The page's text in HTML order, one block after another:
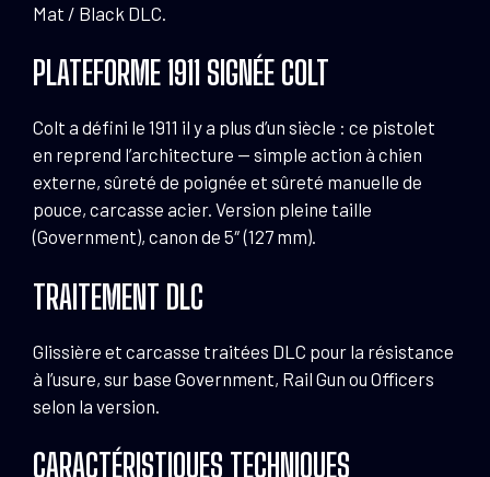
Mat / Black DLC.
PLATEFORME 1911 SIGNÉE COLT
Colt a défini le 1911 il y a plus d’un siècle : ce pistolet
en reprend l’architecture — simple action à chien
externe, sûreté de poignée et sûreté manuelle de
pouce, carcasse acier. Version pleine taille
(Government), canon de 5″ (127 mm).
TRAITEMENT DLC
Glissière et carcasse traitées DLC pour la résistance
à l’usure, sur base Government, Rail Gun ou Officers
selon la version.
CARACTÉRISTIQUES TECHNIQUES